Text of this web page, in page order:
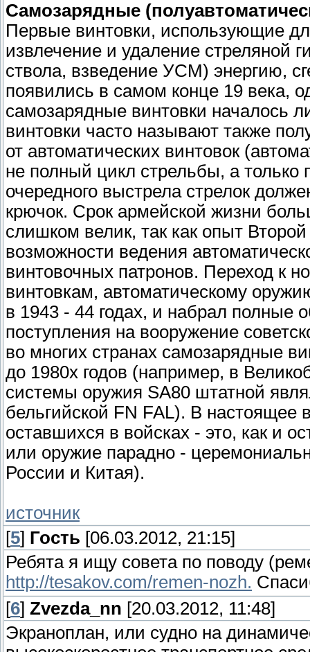
Самозарядные
Первые винтовки, использующие
извлечение и удаление стреляной
ствола, взведение УСМ) энергию,
появились в самом конце 19 века,
самозарядные винтовки началось
винтовки часто называют также
от автоматических винтовок
не полный цикл стрельбы, а только
очередного выстрела стрелок
крючок. Срок армейской жизни
слишком велик, так как опыт
возможности ведения
винтовочных патронов. Переход к
винтовкам, автоматическому
в 1943 - 44 годах, и набрал полные
поступления на вооружение
во многих странах самозарядные
до 1980х годов (например, в
системы оружия SA80 штатной
бельгийской FN FAL). В настоящее
оставшихся в войсках - это, как и
или оружие парадно -
России и Китая).
источник
[5] Гость [06.03.2012, 21:15]
Ребята я ищу совета по поводу
http://tesakov.com/remen-nozh.
[6] Zvezda_nn [20.03.2012, 11:48]
Экраноплан, или судно на